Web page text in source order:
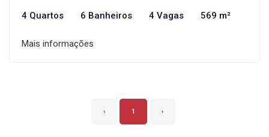
4 Quartos 6 Banheiros 4 Vagas 569 m²
Mais informações
‹ 1 ›